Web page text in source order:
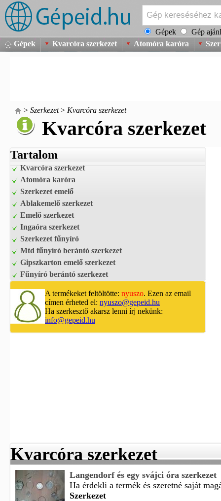
Gépek
Gép
Gépek
Kvarcóra szerkezet Atomóra karóra
> Szerkezet> Kvarcóra szerkezet
Kvarcóra szerkezet
Tartalom
Kvarcóra szerkezet
Atomóra karóra
Szerkezet emelő
Ablakemelő szerkezet
Emelő szerkezet
Ingaóra szerkezet
Szerkezet fűnyíró
Mtd fűnyíró berántó szerkezet
Gipszkarton emelő szerkezet
Fűnyíró berántó szerkezet
A termékeket feltöltötte: nyuszo. Ezen az email
címen érheted el: nyuszo@gepeid.hu
Ha szerkesztő akarsz lenni írj nekünk:
info@gepeid.hu
Kvarcóra szerkezet
Langendorf és egy svájci óra szerkezet
Ha érdekli a termék és szeretné saját
Szerkezet